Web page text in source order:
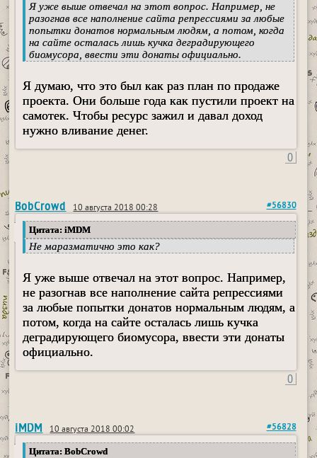
Я уже выше отвечал на этот вопрос. Например, не
разогнав все наполнение сайта репрессиями за любые
попытки донатов нормальным людям, а потом, когда
на сайте осталась лишь кучка деградирующего
биомусора, ввести эти донаты официально.
Я думаю, что это был как раз план по продаже
проекта. Они больше года как пустили проект на
самотек. Чтобы ресурс зажил и давал доход
нужно вливание денег.
0
BobCrowd 10 августа 2018 00:28 #56830
Цитата: iMDM
Не маразматично это как?
Я уже выше отвечал на этот вопрос. Например,
не разогнав все наполнение сайта репрессиями
за любые попытки донатов нормальным людям, а
потом, когда на сайте осталась лишь кучка
деградирующего биомусора, ввести эти донаты
официально.
0
iMDM 10 августа 2018 00:02 #56828
Цитата: BobCrowd